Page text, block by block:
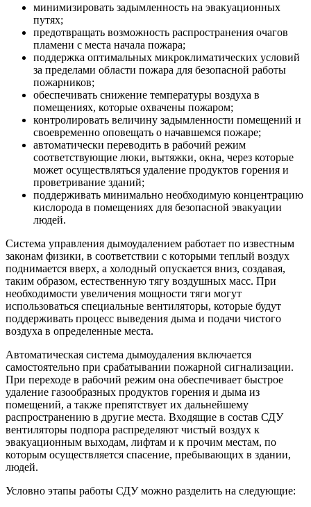
минимизировать задымленность на эвакуационных
путях;
предотвращать возможность распространения очагов
пламени с места начала пожара;
поддержка оптимальных микроклиматических условий
за пределами области пожара для безопасной работы
пожарников;
обеспечивать снижение температуры воздуха в
помещениях, которые охвачены пожаром;
контролировать величину задымленности помещений и
своевременно оповещать о начавшемся пожаре;
автоматически переводить в рабочий режим
соответствующие люки, вытяжки, окна, через которые
может осуществляться удаление продуктов горения и
проветривание зданий;
поддерживать минимально необходимую концентрацию
кислорода в помещениях для безопасной эвакуации
людей.
Система управления дымоудалением работает по известным
законам физики, в соответствии с которыми теплый воздух
поднимается вверх, а холодный опускается вниз, создавая,
таким образом, естественную тягу воздушных масс. При
необходимости увеличения мощности тяги могут
использоваться специальные вентиляторы, которые будут
поддерживать процесс выведения дыма и подачи чистого
воздуха в определенные места.
Автоматическая система дымоудаления включается
самостоятельно при срабатывании пожарной сигнализации.
При переходе в рабочий режим она обеспечивает быстрое
удаление газообразных продуктов горения и дыма из
помещений, а также препятствует их дальнейшему
распространению в другие места. Входящие в состав СДУ
вентиляторы подпора распределяют чистый воздух к
эвакуационным выходам, лифтам и к прочим местам, по
которым осуществляется спасение, пребывающих в здании,
людей.
Условно этапы работы СДУ можно разделить на следующие: